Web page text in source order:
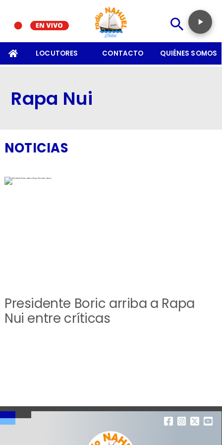
LOCUTORES CONTACTO QUIÉNES SOMOS
Rapa Nui
NOTICIAS
Presidente Boric arriba a Rapa
Nui entre críticas